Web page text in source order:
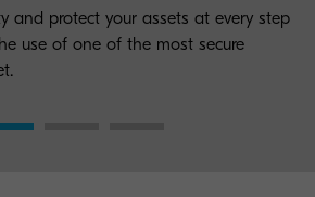
and protect your assets at every step
use of one of the most secure